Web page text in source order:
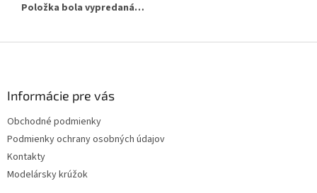
Položka bola vypredaná…
Informácie pre vás
Obchodné podmienky
Podmienky ochrany osobných údajov
Kontakty
Modelársky krúžok